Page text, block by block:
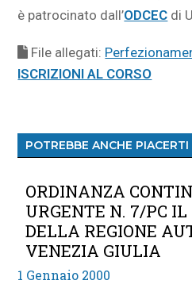
è patrocinato dall’ODCEC di
File allegati:
ISCRIZIONI AL CORSO
POTREBBE ANCHE PIACERTI
ORDINANZA
URGENTE N. 7/PC
DELLA REGIONE
VENEZIA GIULIA
1 Gennaio 2000